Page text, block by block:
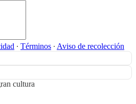
∙ Términos ∙ Aviso de recolección
cultura